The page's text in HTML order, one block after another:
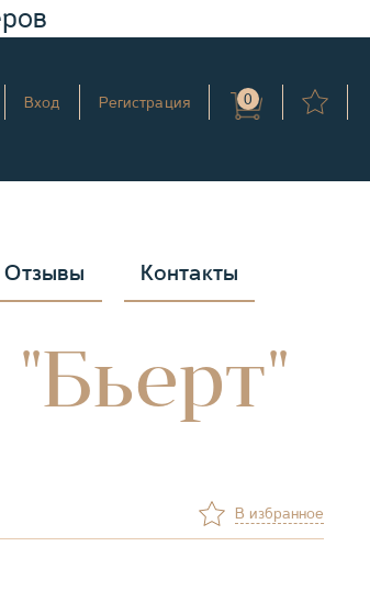
Вход Регистрация 0
Отзывы Контакты
В избранное